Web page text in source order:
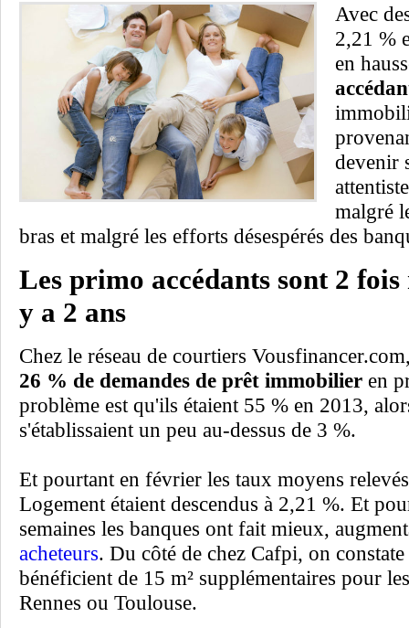
Avec
2,21 %
en
devenir
malgré
bras et malgré les efforts désespérés des
Les primo accédants sont 2
y a 2 ans
Chez le réseau de courtiers
26 % de demandes de prêt immobilier en
problème est qu'ils étaient 55 % en 2013,
s'établissaient un peu au-dessus de 3 %.
Et pourtant en février les taux moyens
Logement étaient descendus à 2,21 %. Et
semaines les banques ont fait mieux,
acheteurs. Du côté de chez Cafpi, on
bénéficient de 15 m² supplémentaires pour
Rennes ou Toulouse.